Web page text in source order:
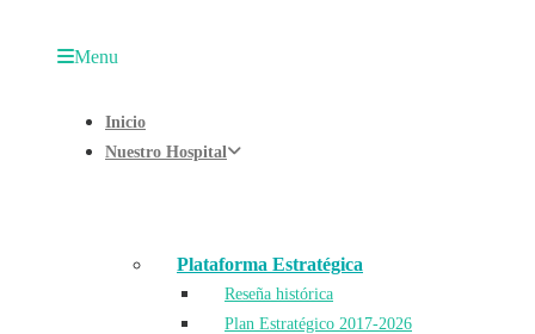
Menu
Inicio
Nuestro Hospital
Plataforma Estratégica
Reseña histórica
Plan Estratégico 2017-2026